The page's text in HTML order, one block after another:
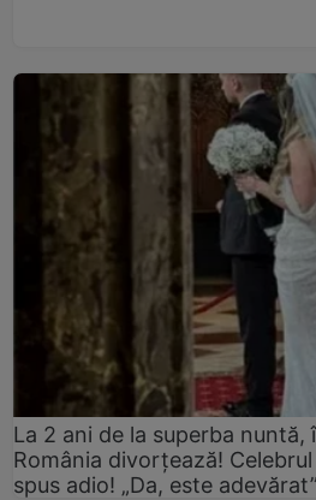
La 2 ani de la superba
România divorțează!
spus adio! „Da, este adevărat”